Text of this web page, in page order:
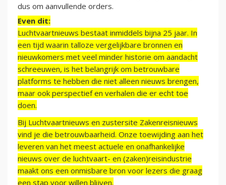
dus om aanvullende orders.
Even dit:
Luchtvaartnieuws bestaat inmiddels bijna 25 jaar. In
een tijd waarin talloze vergelijkbare bronnen en
nieuwkomers met veel minder historie om aandacht
schreeuwen, is het belangrijk om betrouwbare
platforms te hebben die niet alleen nieuws brengen,
maar ook perspectief en verhalen die er echt toe
doen.
Bij Luchtvaartnieuws en zustersite Zakenreisnieuws
vind je die betrouwbaarheid. Onze toewijding aan het
leveren van het meest actuele en onafhankelijke
nieuws over de luchtvaart- en (zaken)reisindustrie
maakt ons een onmisbare bron voor lezers die graag
een stap voor willen blijven.